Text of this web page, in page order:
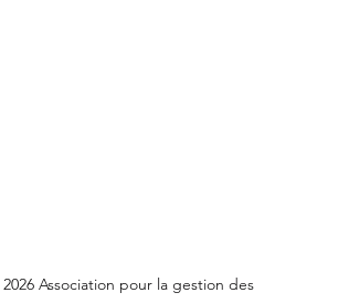
Association pour la gestion des